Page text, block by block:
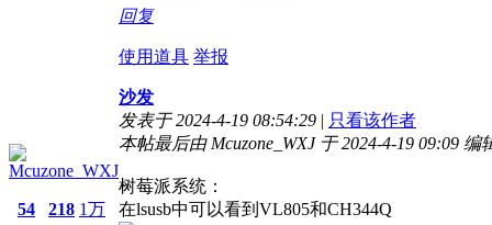
回复
使用道具 举报
Mcuzone_WXJ
54 218 1万
沙发
发表于 2024-4-19 08:54:29 | 只看该作者
本帖最后由 Mcuzone_WXJ 于 2024-4-19 09:09 编
树莓派系统：
在lsusb中可以看到VL805和CH344Q